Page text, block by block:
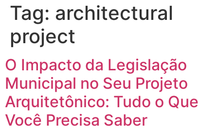
Tag: architectural
project
O Impacto da Legislação
Municipal no Seu Projeto
Arquitetônico: Tudo o Que
Você Precisa Saber